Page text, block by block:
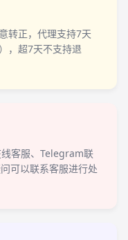
转正，代理支持7天
，超7天不支持退
客服、Telegram联
可以联系客服进行处